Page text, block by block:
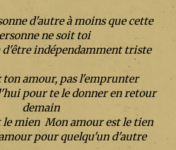
d'autre à moins que cette
ne soit toi
indépendamment triste
ton amour, pas l'emprunter
pour te le donner en retour
demain
le mien Mon amour est le tien
pour quelqu'un d'autre